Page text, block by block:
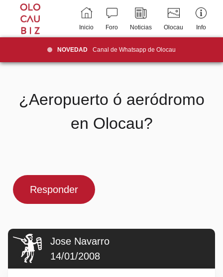
Inicio Foro Noticias Olocau Info
NOVEDAD Canal de Whatsapp de Olocau
¿Aeropuerto ó aeródromo
en Olocau?
Responder
Jose Navarro
14/01/2008